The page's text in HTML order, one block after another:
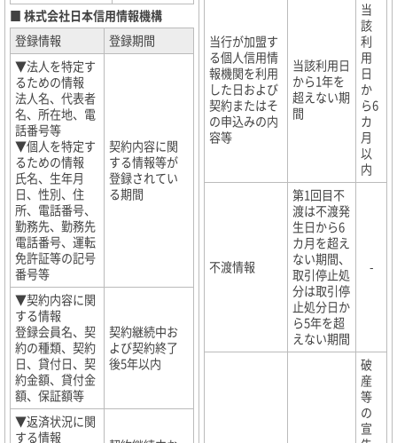
■ 株式会社日本信用情報機構
登録情報
登録期間
▼法人を特定す
るための情報
法人名、代表者
名、所在地、電
話番号等
▼個人を特定す
るための情報
氏名、生年月
日、性別、住
所、電話番号、
勤務先、勤務先
電話番号、運転
免許証等の記号
番号等
契約内容に関
する情報等が
登録されてい
る期間
▼契約内容に関
する情報
登録会員名、契
約の種類、契約
日、貸付日、契
約金額、貸付金
額、保証額等
契約継続中お
よび契約終了
後5年以内
▼返済状況に関
する情報
当行が加盟す
る個人信用情
報機関を利用
した日および
契約またはそ
の申込みの内
容等
当該利用日
から1年を
超えない期
間
当
該
利
用
日
か
ら6
カ
月
以
内
不渡情報
第1回目不
渡は不渡発
生日から6
カ月を超え
ない期間、
取引停止処
分は取引停
止処分日か
ら5年を超
えない期間
-
破
産
等
の
宣